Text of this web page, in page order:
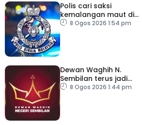
Polis cari saksi
kemalangan maut di
Jalan Setia Raja
8 Ogos 2026 1:54 pm
Dewan Waghih N.
Sembilan terus jadi
platform gilap
8 Ogos 2026 1:44 pm